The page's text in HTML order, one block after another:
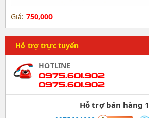
Hỗ trợ trực tuyến
HOTLINE
0975.601.902
0975.601.902
Hỗ trợ bán hàng 1
Giá: 750,000